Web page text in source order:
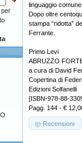
linguaggio
Dopo oltre
stampa “ridotta”
Ferrante.
Primo Levi
ABRUZZO
a cura di David
Copertina di
Edizioni Solfanelli
[ISBN-978-88-
Pagg. 144 - €
Recensioni